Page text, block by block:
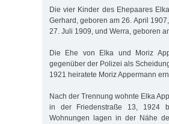
Die vier Kinder des Ehepaares
Gerhard, geboren am 26. April
27. Juli 1909, und Werra, geboren
Die Ehe von Elka und Moriz
gegenüber der Polizei als
1921 heiratete Moriz Appermann
Nach der Trennung wohnte Elka
in der Friedenstraße 13, 1924
Wohnungen lagen in der Nähe